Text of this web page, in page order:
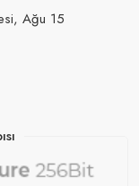
Ağu 15